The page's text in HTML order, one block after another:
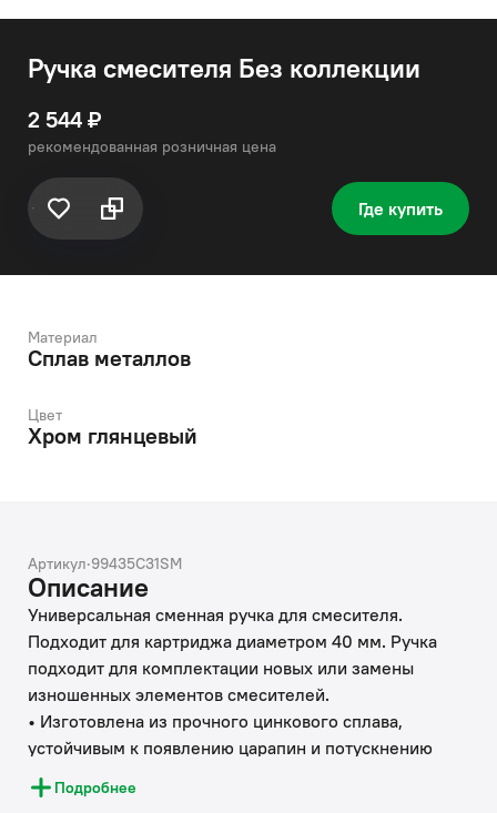
Ручка смесителя Без коллекции
2 544 ₽
рекомендованная розничная цена
Где купить
Материал
Сплав металлов
Цвет
Хром глянцевый
Артикул·99435C31SM
Описание
Универсальная сменная ручка для смесителя.
Подходит для картриджа диаметром 40 мм. Ручка
подходит для комплектации новых или замены
изношенных элементов смесителей.
• Изготовлена из прочного цинкового сплава,
устойчивым к появлению царапин и потускнению
(при должном уходе).
IDDIS® ценит время и ресурсы, затрачиваемые на
Подробнее